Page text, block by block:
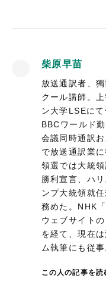
柴原早苗
放送通訳者、
クール講師。
ン大学LSEに
BBCワールド
会議同時通訳
で放送通訳業
領選では大統
勝利宣言、ハ
ンプ大統領就
務めた。NHK
ウェブサイト
を経て、現在
ム執筆にも従事
この人の記事を読